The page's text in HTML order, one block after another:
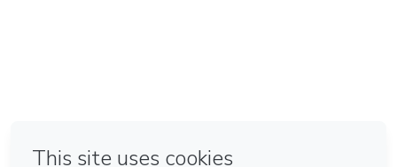
Feito com ❤ em Bogotá